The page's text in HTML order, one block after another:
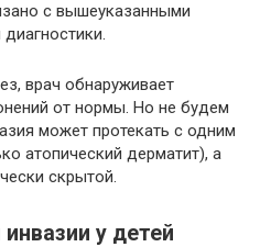
с вышеуказанными
врач обнаруживает
от нормы. Но не будем
может протекать с одним
атопический дерматит), а
скрытой.
у детей